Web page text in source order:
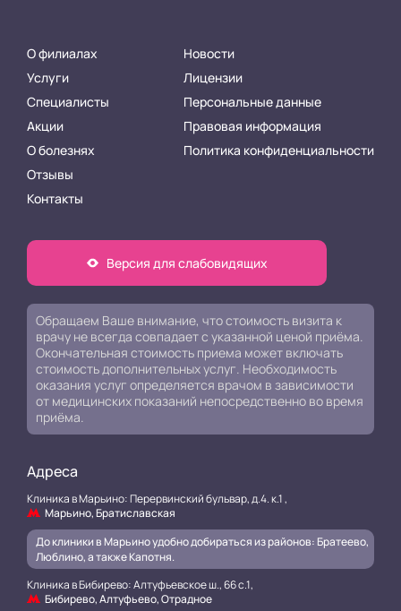
О филиалах
Услуги
Специалисты
Акции
О болезнях
Отзывы
Контакты
Новости
Лицензии
Персональные данные
Правовая информация
Политика конфиденциальности
Версия для слабовидящих
Обращаем Ваше внимание, что стоимость визита к
врачу не всегда совпадает с указанной ценой приёма.
Окончательная стоимость приема может включать
стоимость дополнительных услуг. Необходимость
оказания услуг определяется врачом в зависимости
от медицинских показаний непосредственно во время
приёма.
Адреса
Клиника в Марьино: Перервинский бульвар, д.4. к.1 ,
Марьино, Братиславская
До клиники в Марьино удобно добираться из районов: Братеево,
Люблино, а также Капотня.
Клиника в Бибирево: Алтуфьевское ш., 66 с.1,
Бибирево, Алтуфьево, Отрадное